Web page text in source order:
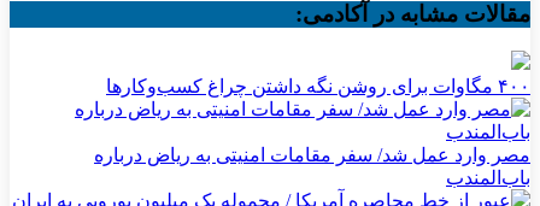
مقالات مشابه در آکادمی:
۴۰۰ مگاوات برای روشن نگه داشتن چراغ کسب‌وکار‌ها
مصر وارد عمل شد/ سفر مقامات امنیتی به ریاض درباره
باب‌المندب